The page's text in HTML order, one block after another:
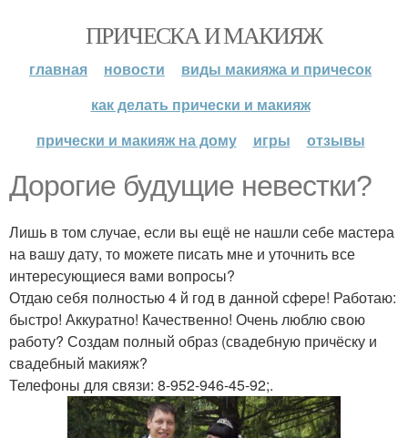
ПРИЧЕСКА И МАКИЯЖ
главная новости
виды макияжа и причесок
как делать прически и макияж
прически и макияж на дому
игры отзывы
Дорогие будущие невестки?
Лишь в том случае, если вы ещё не нашли себе мастера
на вашу дату, то можете писать мне и уточнить все
интересующиеся вами вопросы?
Отдаю себя полностью 4 й год в данной сфере! Работаю:
быстро! Аккуратно! Качественно! Очень люблю свою
работу? Создам полный образ (свадебную причёску и
свадебный макияж?
Телефоны для связи: 8-952-946-45-92;.